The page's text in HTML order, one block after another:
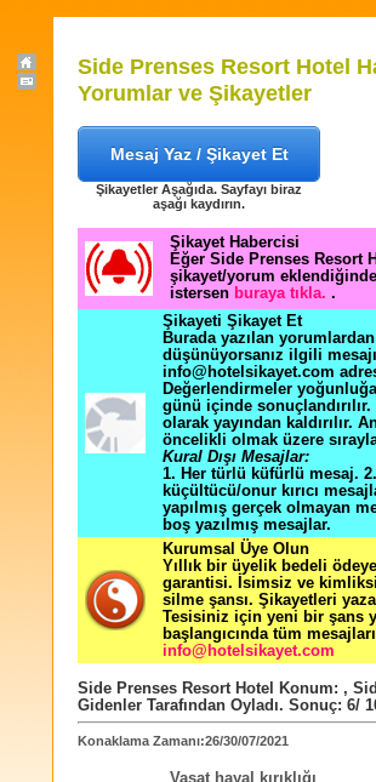
Side Prenses Resort Hotel
Yorumlar ve Şikayetler
Mesaj Yaz / Şikayet Et
Şikayetler Aşağıda. Sayfayı biraz
aşağı kaydırın.
Şikayet Habercisi
Eğer Side Prenses Resort
şikayet/yorum
istersen buraya tıkla. .
Şikayeti Şikayet Et
Burada yazılan
düşünüyorsanız ilgili
info@hotelsikayet.com
Değerlendirmeler
günü içinde
olarak yayından kaldırılır.
öncelikli olmak üzere
Kural Dışı Mesajlar:
1. Her türlü küfürlü mesaj.
küçültücü/onur kırıcı
yapılmış gerçek olmayan
boş yazılmış mesajlar.
Kurumsal Üye Olun
Yıllık bir üyelik bedeli
garantisi. İsimsiz ve
silme şansı. Şikayetleri
Tesisiniz için yeni bir şans
başlangıcında tüm
info@hotelsikayet.com
Side Prenses Resort Hotel Konum: ,
Gidenler Tarafından Oyladı. Sonuç: 6/
Konaklama Zamanı:26/30/07/2021
Vasat hayal kırıklığı